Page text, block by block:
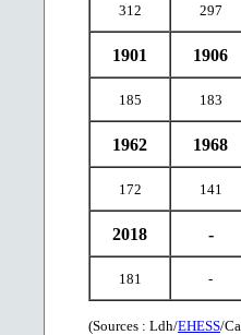
312 297
1901 1906
185 183
1962 1968
172 141
2018 -
181 -
(Sources : Ldh/EHESS/